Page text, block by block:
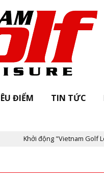
ĐIỂM TIN TỨC
Golf Leisure Awards &